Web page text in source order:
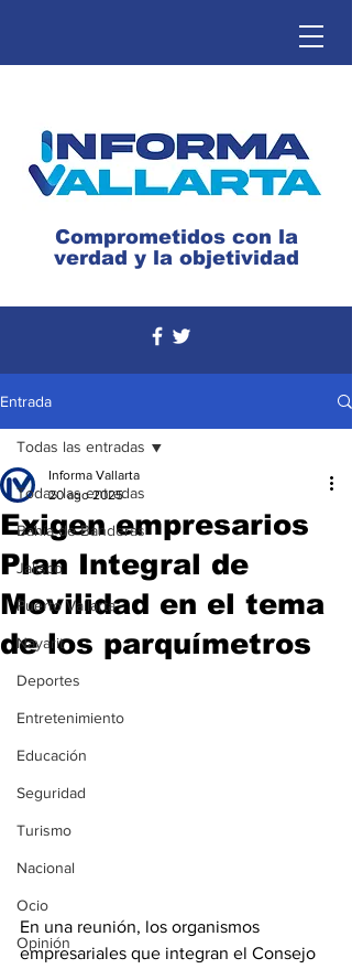
Comprometidos con la
verdad y la objetividad
Entrada
Todas las entradas
Bahía de Banderas
Jalisco
Puerto Vallarta
Nayarit
Deportes
Entretenimiento
Educación
Seguridad
Turismo
Nacional
Ocio
Opinión
Todas las entradas
Exigen empresarios
Plan Integral de
Movilidad en el tema
de los parquímetros
Informa Vallarta
20 ago 2025
En una reunión, los organismos
empresariales que integran el Consejo